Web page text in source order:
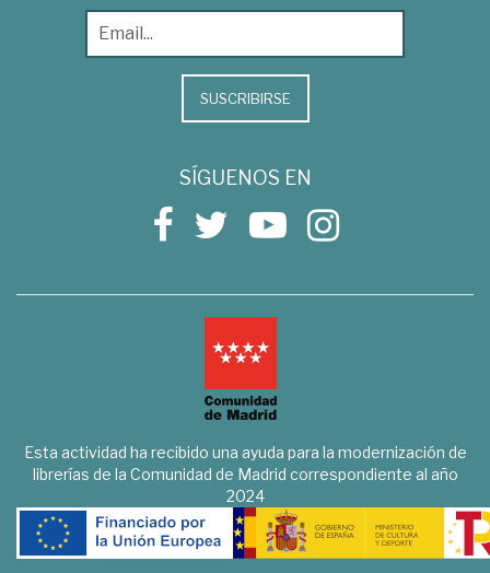
SUSCRIBIRSE
SÍGUENOS EN
Esta actividad ha recibido una ayuda para la modernización de
librerías de la Comunidad de Madrid correspondiente al año
2024